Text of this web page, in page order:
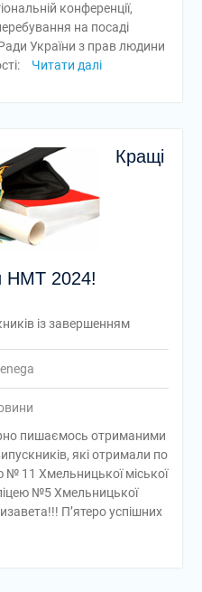
конференції,
на посаді
України з прав людини
Читати далі
Кращі
НМТ 2024!
із завершенням
пишаємось отриманими
які отримали по
№ 11 Хмельницької міської
№5 Хмельницької
П’ятеро успішних